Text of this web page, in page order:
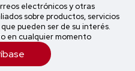
electrónicos y otras
sobre productos, servicios
pueden ser de su interés.
en cualquier momento